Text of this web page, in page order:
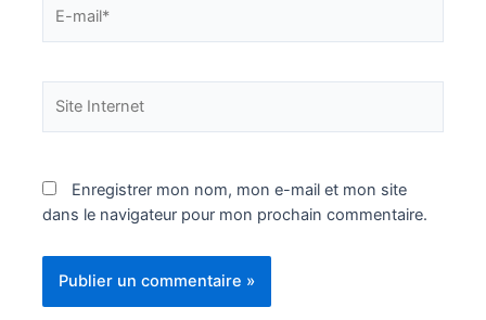
mail*
Internet
Enregistrer mon nom, mon e-mail et mon site
dans le navigateur pour mon prochain commentaire.